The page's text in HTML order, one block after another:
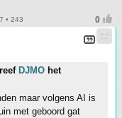
• 243
DJMO het
maar volgens AI is
met geboord gat